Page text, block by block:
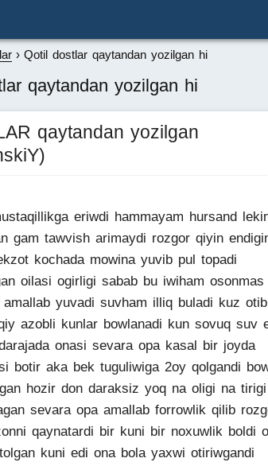
Qotil dostlar qaytandan yozilgan hi
qaytandan yozilgan hi
qaytandan yozilgan
eriwdi hammayam hursand
gam tawvish arimaydi rozgor qiyin
kochada mowina yuvib pul topadi
oilasi ogirligi sabab bu iwiham
yuvadi suvham illiq buladi kuz otib
azobli kunlar bowlanadi kun sovuq suv
onasi sevara opa kasal bir joyda
botir aka bek tuguliwiga 2oy qolgandi
hozir don daraksiz yoq na oligi na
sevara opa amallab forrowlik qilib
qaynatardi bir kuni bir noxuwlik boldi
kuni edi ona bola yaxwi otiriwgandi